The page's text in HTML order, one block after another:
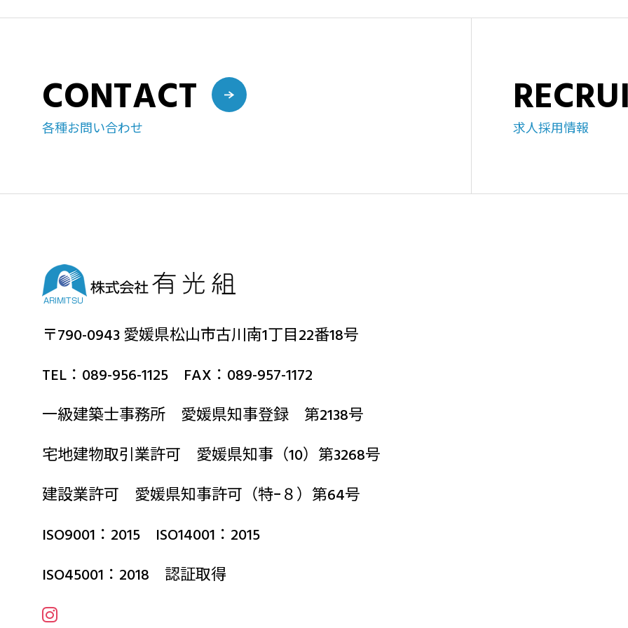
CONTACT
各種お問い合わせ 求人採用情報
〒790-0943 愛媛県松山市古川南1丁目22番18号
TEL：089-956-1125 FAX：089-957-1172
一級建築士事務所 愛媛県知事登録 第2138号
宅地建物取引業許可 愛媛県知事（10）第3268号
建設業許可 愛媛県知事許可（特ｰ８）第64号
ISO9001：2015 ISO14001：2015
ISO45001：2018 認証取得